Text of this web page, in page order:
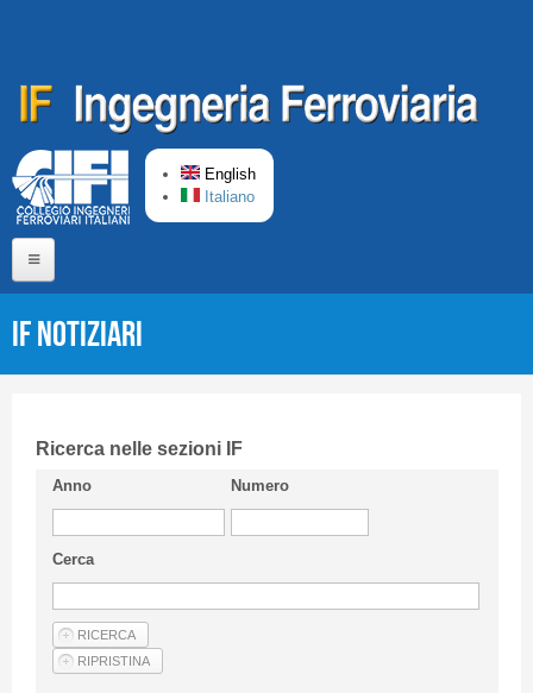
English
Italiano
Short presentation CIFI
Guideline
Privacy & Policy
Articles
IF Notiziari
Ricerca nelle sezioni IF
Anno Numero
Cerca